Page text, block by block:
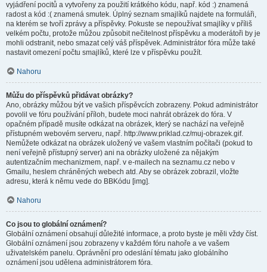
vyjádření pocitů a vytvořeny za použití krátkého kódu, např. kód :) znamená
radost a kód :( znamená smutek. Úplný seznam smajlíků najdete na formuláři,
na kterém se tvoří zprávy a příspěvky. Pokuste se nepoužívat smajlíky v příliš
velkém počtu, protože můžou způsobit nečitelnost příspěvku a moderátoři by je
mohli odstranit, nebo smazat celý váš příspěvek. Administrátor fóra může také
nastavit omezení počtu smajlíků, které lze v příspěvku použít.
Nahoru
Můžu do příspěvků přidávat obrázky?
Ano, obrázky můžou být ve vašich příspěvcích zobrazeny. Pokud administrátor
povolil ve fóru používání příloh, budete moci nahrát obrázek do fóra. V
opačném případě musíte odkázat na obrázek, který se nachází na veřejně
přístupném webovém serveru, např. http://www.priklad.cz/muj-obrazek.gif.
Nemůžete odkázat na obrázek uložený ve vašem vlastním počítači (pokud to
není veřejně přístupný server) ani na obrázky uložené za nějakým
autentizačním mechanizmem, např. v e-mailech na seznamu.cz nebo v
Gmailu, heslem chráněných webech atd. Aby se obrázek zobrazil, vložte
adresu, která k němu vede do BBKódu [img].
Nahoru
Co jsou to globální oznámení?
Globální oznámení obsahují důležité informace, a proto byste je měli vždy číst.
Globální oznámení jsou zobrazeny v každém fóru nahoře a ve vašem
uživatelském panelu. Oprávnění pro odeslání tématu jako globálního
oznámení jsou udělena administrátorem fóra.